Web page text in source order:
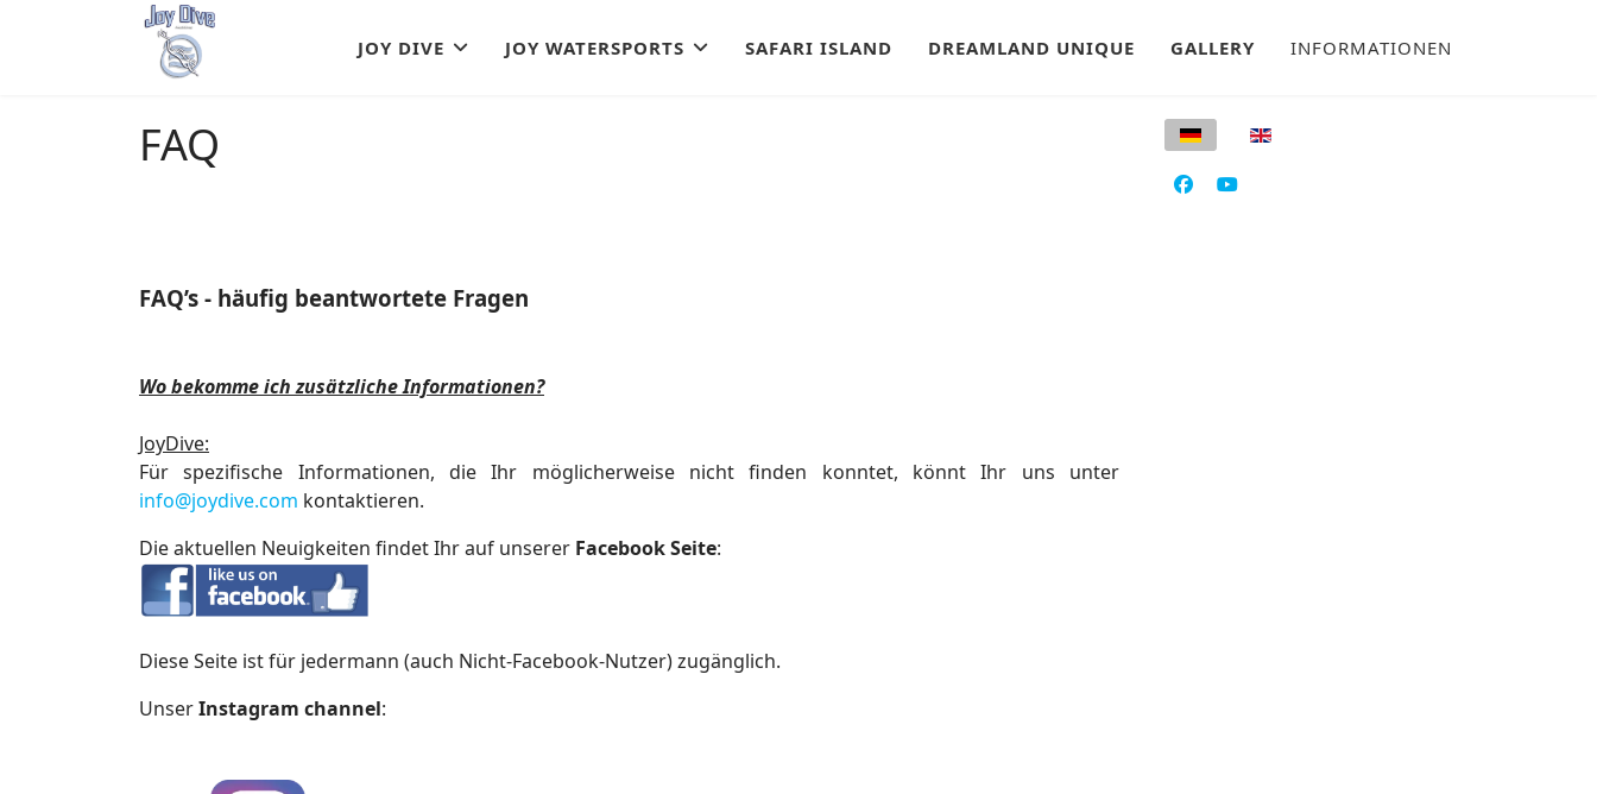
JOY DIVE JOY WATERSPORTS SAFARI ISLAND DREAMLAND UNIQUE GALLERY INFORMATIONEN
FAQ
FAQ’s - häufig beantwortete Fragen
Wo bekomme ich zusätzliche Informationen?
JoyDive:
Für spezifische Informationen, die Ihr möglicherweise nicht finden konntet, könnt Ihr uns unter
info@joydive.com kontaktieren.
Die aktuellen Neuigkeiten findet Ihr auf unserer Facebook Seite:
Diese Seite ist für jedermann (auch Nicht-Facebook-Nutzer) zugänglich.
UnserInstagram channel:
Sprache auswählen